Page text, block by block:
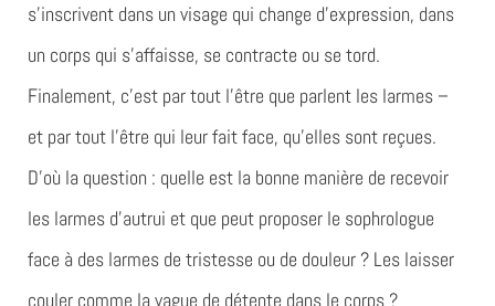
s’inscrivent dans un visage qui change d’expression, dans
un corps qui s’affaisse, se contracte ou se tord.
Finalement, c’est par tout l’être que parlent les larmes –
et par tout l’être qui leur fait face, qu’elles sont reçues.
D’où la question : quelle est la bonne manière de recevoir
les larmes d’autrui et que peut proposer le sophrologue
face à des larmes de tristesse ou de douleur ? Les laisser
couler comme la vague de détente dans le corps ?